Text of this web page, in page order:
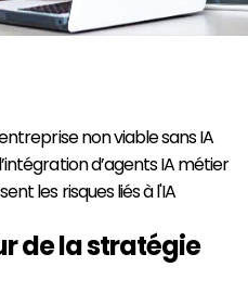
non viable sans IA
d’agents IA métier
les risques liés à l'IA
de la stratégie